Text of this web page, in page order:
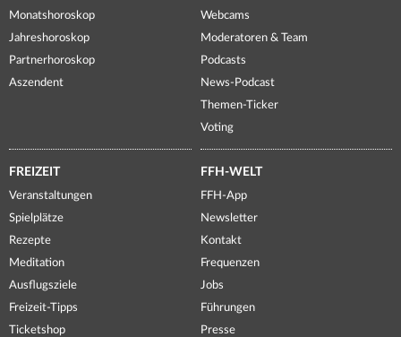
Monatshoroskop
Jahreshoroskop
Partnerhoroskop
Aszendent
Webcams
Moderatoren & Team
Podcasts
News-Podcast
Themen-Ticker
Voting
FREIZEIT
Veranstaltungen
Spielplätze
Rezepte
Meditation
Ausflugsziele
Freizeit-Tipps
Ticketshop
FFH-WELT
FFH-App
Newsletter
Kontakt
Frequenzen
Jobs
Führungen
Presse